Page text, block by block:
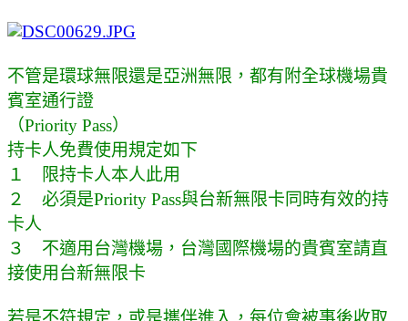
不管是環球無限還是亞洲無限，都有附全球機場貴
賓室通行證
（Priority Pass）
持卡人免費使用規定如下
１ 限持卡人本人此用
２ 必須是Priority Pass與台新無限卡同時有效的持
卡人
３ 不適用台灣機場，台灣國際機場的貴賓室請直
接使用台新無限卡